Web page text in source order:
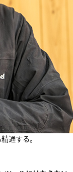
通する。